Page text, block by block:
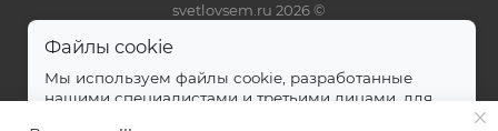
svetlovsem.ru 2026 ©
Файлы cookie
Мы используем файлы cookie, разработанные
нашими специалистами и третьими лицами, для